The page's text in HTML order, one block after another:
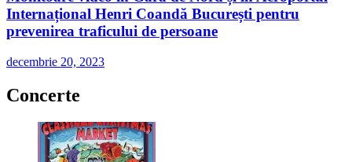
Internațional Henri Coandă București pentru
prevenirea traficului de persoane
decembrie 20, 2023
Concerte